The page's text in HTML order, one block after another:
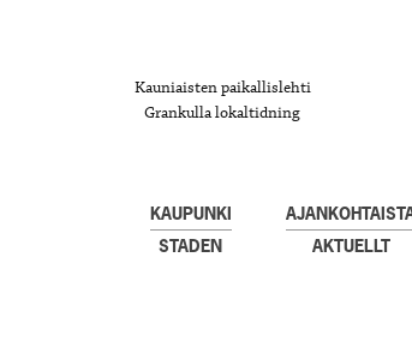
Kauniaisten paikallislehti
Grankulla lokaltidning
KAUPUNKI
STADEN
AKTUELLT